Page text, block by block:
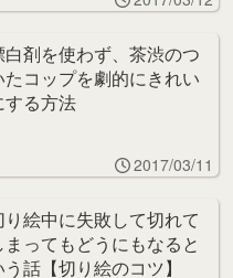
白剤を使わず、茶渋のつ
たコップを劇的にきれい
する方法
2017/03/11
り絵中に失敗して切れて
まってもどうにもなると
う話【切り絵のコツ】